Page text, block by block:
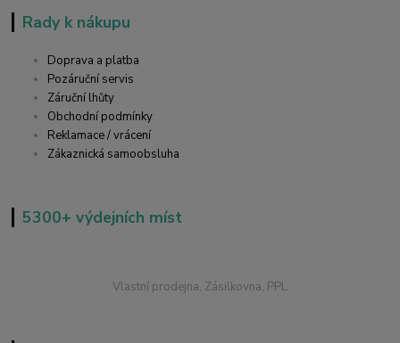
Rady k nákupu
Doprava a platba
Pozáruční servis
Záruční lhůty
Obchodní podmínky
Reklamace / vrácení
Zákaznická samoobsluha
5300+ výdejních míst
Vlastní prodejna, Zásilkovna, PPL